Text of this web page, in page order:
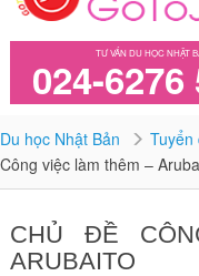
TƯ VẤN DU HỌC NHẬT
024-6276
Du học Nhật Bản Tuyển
Công việc làm thêm –
CHỦ ĐỀ
ARUBAITO